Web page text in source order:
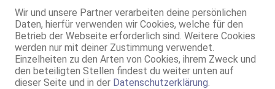
Wir und unsere Partner verarbeiten deine persönlichen
Daten, hierfür verwenden wir Cookies, welche für den
Betrieb der Webseite erforderlich sind. Weitere Cookies
werden nur mit deiner Zustimmung verwendet.
Einzelheiten zu den Arten von Cookies, ihrem Zweck und
den beteiligten Stellen findest du weiter unten auf
dieser Seite und in der Datenschutzerklärung
Alter: 29 Jahre
Geschlecht: weiblich
Körpergröße: 162 cm
Oberweite: 75 D, stehend, natur
Typ: südländisch
Herkunft: Spanien